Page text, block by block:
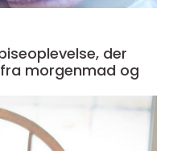
der
morgenmad og